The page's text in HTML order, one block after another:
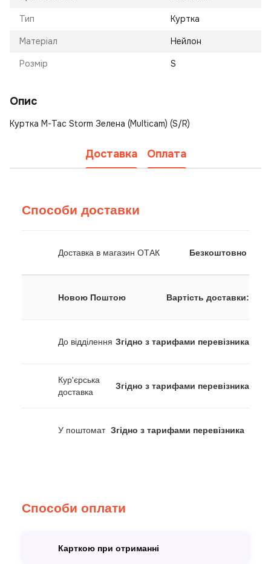
Тип Куртка
Матеріал Нейлон
Розмір S
Опис
Куртка M-Tac Storm Зелена (Multicam) (S/R)
Доставка Оплата
Способи доставки
Доставка в магазин ОТАК Безкоштовно
Новою Поштою Вартість доставки:
До відділення Згідно з тарифами перевізника
Кур'єрська
доставка
Згідно з тарифами перевізника
У поштомат Згідно з тарифами перевізника
Способи оплати
Карткою при отриманні